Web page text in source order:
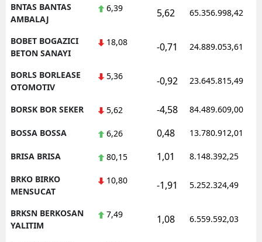
BNTAS BANTAS
AMBALAJ
6,39 5,62 65.356.998,42
BOBET BOGAZICI
BETON SANAYI
18,08 -0,71 24.889.053,61
BORLS BORLEASE
OTOMOTIV
5,36 -0,92 23.645.815,49
BORSK BOR SEKER 5,62 -4,58 84.489.609,00
BOSSA BOSSA 6,26 0,48 13.780.912,01
BRISA BRISA 80,15 1,01 8.148.392,25
BRKO BIRKO
MENSUCAT
10,80 -1,91 5.252.324,49
BRKSN BERKOSAN
YALITIM
7,49 1,08 6.559.592,03